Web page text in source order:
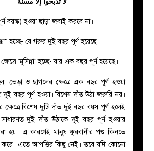
বয়স্ক) হওয়া ছাড়া জবাই করবে না।
হচ্ছে- যে গরুর দুই বছর পূর্ণ হয়েছে।
‘মুসিন্না’ হচ্ছে- যার এক বছর পূর্ণ হয়েছে।
ভেড়া ও ছাগলের ক্ষেত্রে এক বছর পূর্ণ হওয়া
দুই বছর পূর্ণ হওয়া। বিশেষ দাঁত উঠা জরুরি নয়।
বিশেষ দুটি দাঁত দুই বছর বয়স পূর্ণ হলেই
দুই দাঁত উঠাকে দুই বছর পূর্ণ হওয়ার
হয়। এ কারণেই মানুষ কুরবানীর পশু কিনতে
করে। এতে আপত্তির কিছু নেই। তবে যদি কোনো